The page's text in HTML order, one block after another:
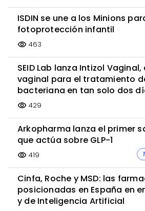
ISDIN se une a los Minions
fotoprotección infantil
visibility 463
SEID Lab lanza Intizol
vaginal para el tratamiento
bacteriana en tan solo dos
visibility 429
Arkopharma lanza el primer
que actúa sobre GLP-1
visibility 419
Cinfa, Roche y MSD: las
posicionadas en España en
y de Inteligencia Artificial